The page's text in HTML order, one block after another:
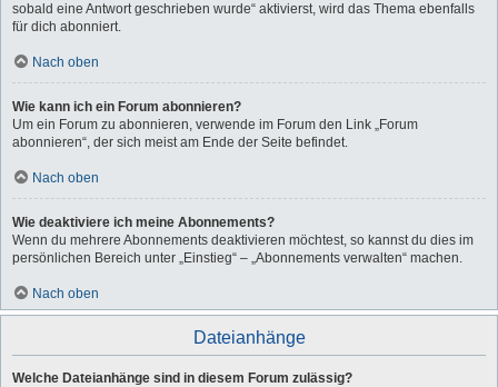
sobald eine Antwort geschrieben wurde“ aktivierst, wird das Thema ebenfalls
für dich abonniert.
Nach oben
Wie kann ich ein Forum abonnieren?
Um ein Forum zu abonnieren, verwende im Forum den Link „Forum
abonnieren“, der sich meist am Ende der Seite befindet.
Nach oben
Wie deaktiviere ich meine Abonnements?
Wenn du mehrere Abonnements deaktivieren möchtest, so kannst du dies im
persönlichen Bereich unter „Einstieg“ – „Abonnements verwalten“ machen.
Nach oben
Dateianhänge
Welche Dateianhänge sind in diesem Forum zulässig?